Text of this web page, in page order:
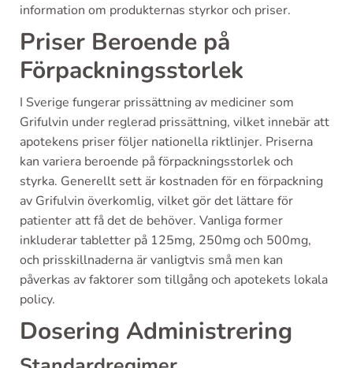
information om produkternas styrkor och priser.
Priser Beroende på
Förpackningsstorlek
I Sverige fungerar prissättning av mediciner som
Grifulvin under reglerad prissättning, vilket innebär att
apotekens priser följer nationella riktlinjer. Priserna
kan variera beroende på förpackningsstorlek och
styrka. Generellt sett är kostnaden för en förpackning
av Grifulvin överkomlig, vilket gör det lättare för
patienter att få det de behöver. Vanliga former
inkluderar tabletter på 125mg, 250mg och 500mg,
och prisskillnaderna är vanligtvis små men kan
påverkas av faktorer som tillgång och apotekets lokala
policy.
Dosering Administrering